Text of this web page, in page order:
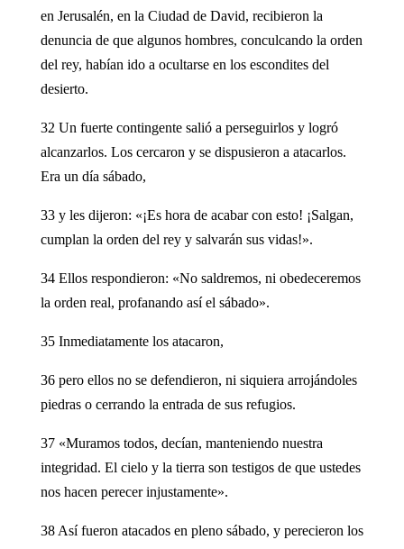
en Jerusalén, en la Ciudad de David, recibieron la
denuncia de que algunos hombres, conculcando la orden
del rey, habían ido a ocultarse en los escondites del
desierto.
32 Un fuerte contingente salió a perseguirlos y logró
alcanzarlos. Los cercaron y se dispusieron a atacarlos.
Era un día sábado,
33 y les dijeron: «¡Es hora de acabar con esto! ¡Salgan,
cumplan la orden del rey y salvarán sus vidas!».
34 Ellos respondieron: «No saldremos, ni obedeceremos
la orden real, profanando así el sábado».
35 Inmediatamente los atacaron,
36 pero ellos no se defendieron, ni siquiera arrojándoles
piedras o cerrando la entrada de sus refugios.
37 «Muramos todos, decían, manteniendo nuestra
integridad. El cielo y la tierra son testigos de que ustedes
nos hacen perecer injustamente».
38 Así fueron atacados en pleno sábado, y perecieron los